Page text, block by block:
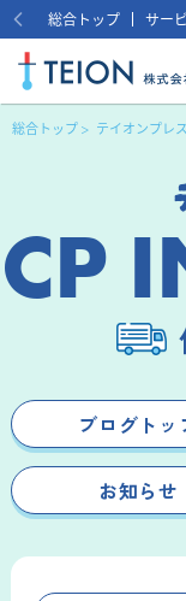
総合トップ サー
総合トップ テイオンプレス
CP
ブログトッ
お知らせ